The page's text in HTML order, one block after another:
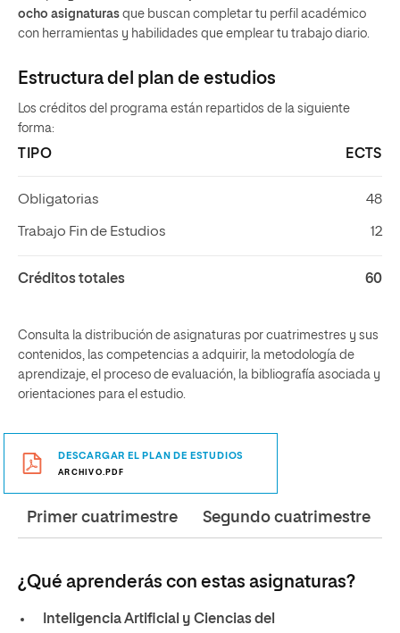
ocho asignaturas que buscan completar tu perfil académico
con herramientas y habilidades que emplear tu trabajo diario.
Estructura del plan de estudios
Los créditos del programa están repartidos de la siguiente
forma:
TIPO ECTS
Obligatorias 48
Trabajo Fin de Estudios 12
Créditos totales 60
Consulta la distribución de asignaturas por cuatrimestres y sus
contenidos, las competencias a adquirir, la metodología de
aprendizaje, el proceso de evaluación, la bibliografía asociada y
orientaciones para el estudio.
DESCARGAR EL PLAN DE ESTUDIOS
ARCHIVO.PDF
Primer cuatrimestre Segundo cuatrimestre
¿Qué aprenderás con estas asignaturas?
Inteligencia Artificial y Ciencias del